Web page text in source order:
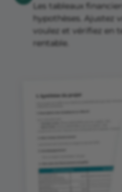
Les tableaux
hypothèses. Ajustez
voulez et vérifiez en
rentable.